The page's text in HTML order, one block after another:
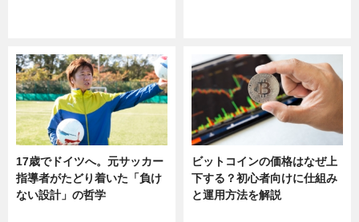
17歳でドイツへ。元サッカー
指導者がたどり着いた「負け
ない設計」の哲学
ビットコインの価格はなぜ上
下する？初心者向けに仕組み
と運用方法を解説